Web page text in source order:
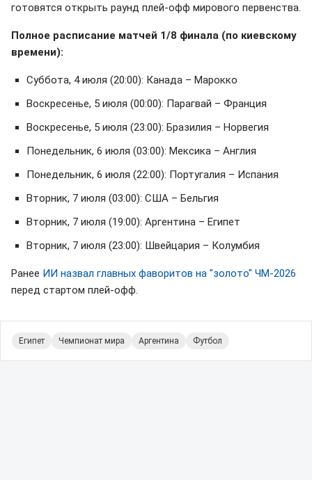
готовятся открыть раунд плей-офф мирового первенства.
Полное расписание матчей 1/8 финала (по киевскому
времени):
Суббота, 4 июля (20:00): Канада – Марокко
Воскресенье, 5 июля (00:00): Парагвай – Франция
Воскресенье, 5 июля (23:00): Бразилия – Норвегия
Понедельник, 6 июля (03:00): Мексика – Англия
Понедельник, 6 июля (22:00): Португалия – Испания
Вторник, 7 июля (03:00): США – Бельгия
Вторник, 7 июля (19:00): Аргентина – Египет
Вторник, 7 июля (23:00): Швейцария – Колумбия
Ранее ИИ назвал главных фаворитов на "золото" ЧМ-2026
перед стартом плей-офф.
Египет Чемпионат мира Аргентина Футбол